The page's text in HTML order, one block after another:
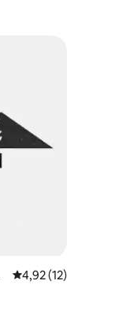
Classificação média
4,92 (12)